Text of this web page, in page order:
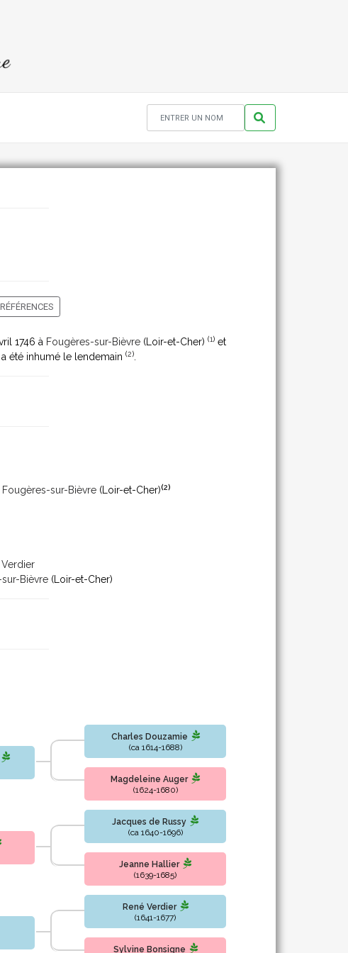
1746 à Fougères-sur-Bièvre (Loir-et-Cher) (1) et
été inhumé le lendemain (2)
Fougères-sur-Bièvre (Loir-et-Cher)(2)
Bièvre (Loir-et-Cher)
Charles Douzamie
(ca 1614-1688)
Magdeleine Auger
(1624-1680)
Jacques de Russy
(ca 1640-1696)
Jeanne Hallier
(1639-1685)
René Verdier
(1641-1677)
Sylvine Bonsigne